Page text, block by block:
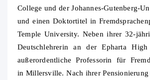
College und der Johannes-Gutenberg-
und einen Doktortitel in
Temple University. Neben ihrer 32-
Deutschlehrerin an der Epharta
außerordentliche Professorin für
in Millersville. Nach ihrer Pensionierung